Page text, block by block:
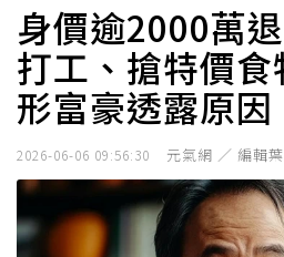
身價逾2000萬
打工、搶特價
形富豪透露原因
2026-06-06 09:56:30 元氣網 ／ 編輯